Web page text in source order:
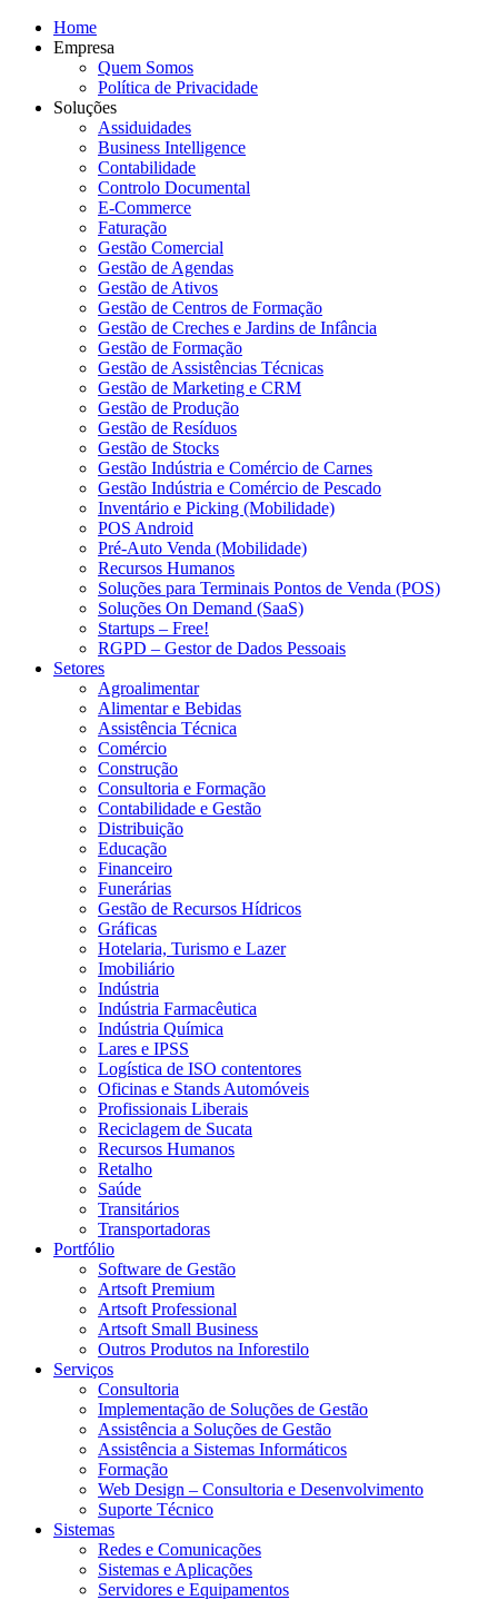
Home
Empresa
Quem Somos
Política de Privacidade
Soluções
Assiduidades
Business Intelligence
Contabilidade
Controlo Documental
E-Commerce
Faturação
Gestão Comercial
Gestão de Agendas
Gestão de Ativos
Gestão de Centros de Formação
Gestão de Creches e Jardins de Infância
Gestão de Formação
Gestão de Assistências Técnicas
Gestão de Marketing e CRM
Gestão de Produção
Gestão de Resíduos
Gestão de Stocks
Gestão Indústria e Comércio de Carnes
Gestão Indústria e Comércio de Pescado
Inventário e Picking (Mobilidade)
POS Android
Pré-Auto Venda (Mobilidade)
Recursos Humanos
Soluções para Terminais Pontos de Venda (POS)
Soluções On Demand (SaaS)
Startups – Free!
RGPD – Gestor de Dados Pessoais
Setores
Agroalimentar
Alimentar e Bebidas
Assistência Técnica
Comércio
Construção
Consultoria e Formação
Contabilidade e Gestão
Distribuição
Educação
Financeiro
Funerárias
Gestão de Recursos Hídricos
Gráficas
Hotelaria, Turismo e Lazer
Imobiliário
Indústria
Indústria Farmacêutica
Indústria Química
Lares e IPSS
Logística de ISO contentores
Oficinas e Stands Automóveis
Profissionais Liberais
Reciclagem de Sucata
Recursos Humanos
Retalho
Saúde
Transitários
Transportadoras
Portfólio
Software de Gestão
Artsoft Premium
Artsoft Professional
Artsoft Small Business
Outros Produtos na Inforestilo
Serviços
Consultoria
Implementação de Soluções de Gestão
Assistência a Soluções de Gestão
Assistência a Sistemas Informáticos
Formação
Web Design – Consultoria e Desenvolvimento
Suporte Técnico
Sistemas
Redes e Comunicações
Sistemas e Aplicações
Servidores e Equipamentos